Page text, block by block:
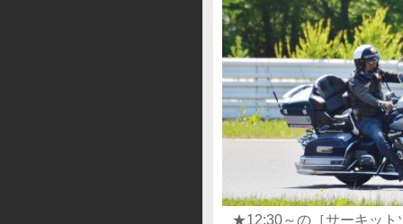
★12:30～の［サーキット